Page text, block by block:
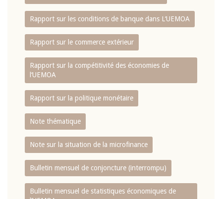
Rapport sur les conditions de banque dans L‘UEMOA
Rapport sur le commerce extérieur
Rapport sur la compétitivité des économies de
l‘UEMOA
Rapport sur la politique monétaire
Note thématique
Note sur la situation de la microfinance
Bulletin mensuel de conjoncture (interrompu)
Bulletin mensuel de statistiques économiques de